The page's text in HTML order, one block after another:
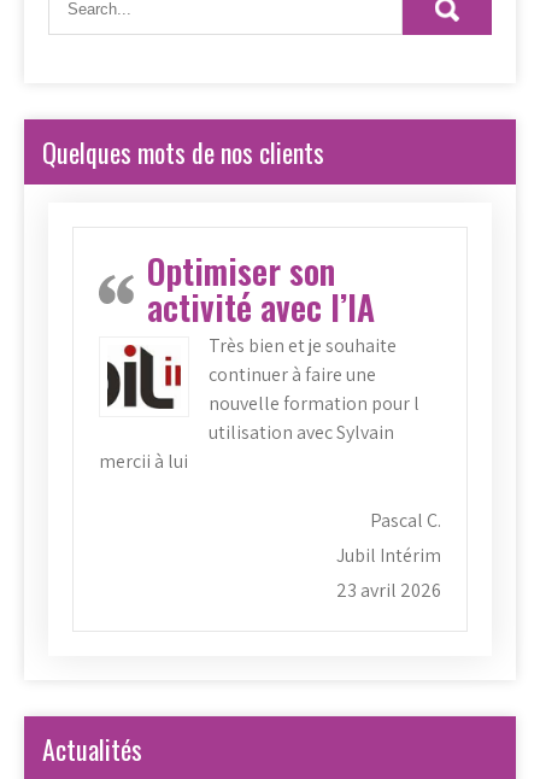
Quelques mots de nos clients
Optimiser son
activité avec l’IA
Très bien et je souhaite
continuer à faire une
nouvelle formation pour l
utilisation avec Sylvain
mercii à lui
Pascal C.
Jubil Intérim
23 avril 2026
Actualités